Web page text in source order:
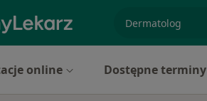
online Dostępne terminy